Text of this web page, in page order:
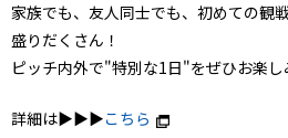
家族でも、友人同士でも、初めての観
盛りだくさん！
ピッチ内外で"特別な1日"をぜひお楽し
詳細は▶▶▶こちら